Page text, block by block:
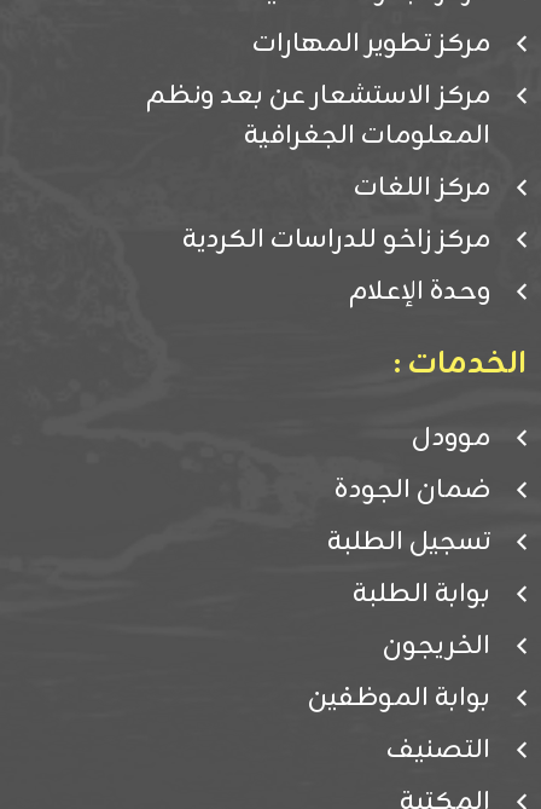
مركز تطوير المهارات
مركز الاستشعار عن بعد ونظم
المعلومات الجغرافية
مركز اللغات
مركز زاخو للدراسات الكردية
وحدة الإعلام
الخدمات :
موودل
ضمان الجودة
تسجيل الطلبة
بوابة الطلبة
الخريجون
بوابة الموظفين
التصنيف